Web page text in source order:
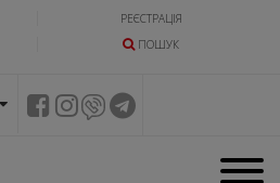
РЕЄСТРАЦІЯ
ПОШУК